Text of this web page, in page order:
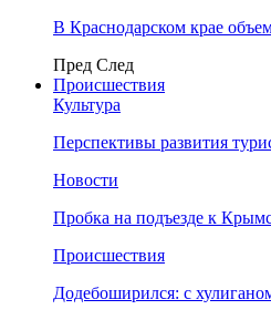
В Краснодарском крае
Пред След
Происшествия
Культура
Перспективы развития
Новости
Пробка на подъезде к
Происшествия
Додебоширился: с